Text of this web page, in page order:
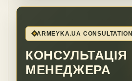
ARMEYKA.UA CONSULTATION
КОНСУЛЬТАЦІЯ
МЕНЕДЖЕРА